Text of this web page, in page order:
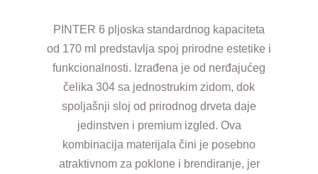
PINTER 6 pljoska standardnog kapaciteta
od 170 ml predstavlja spoj prirodne estetike i
funkcionalnosti. Izrađena je od nerđajućeg
čelika 304 sa jednostrukim zidom, dok
spoljašnji sloj od prirodnog drveta daje
jedinstven i premium izgled. Ova
kombinacija materijala čini je posebno
atraktivnom za poklone i brendiranje, jer